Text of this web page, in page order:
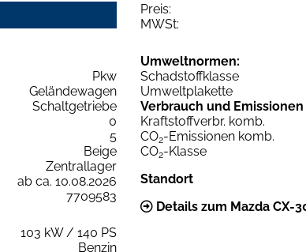
Preis:
MWSt:
Pkw
Geländewagen
Schaltgetriebe
0
5
Beige
Zentrallager
ab ca. 10.08.2026
7709583
103 kW / 140 PS
Benzin
Umweltnormen:
Schadstoffklasse
Umweltplakette
Verbrauch und Emissionen
Kraftstoffverbr. komb.
CO2-Emissionen komb.
CO2-Klasse
Standort
Details zum Mazda CX-